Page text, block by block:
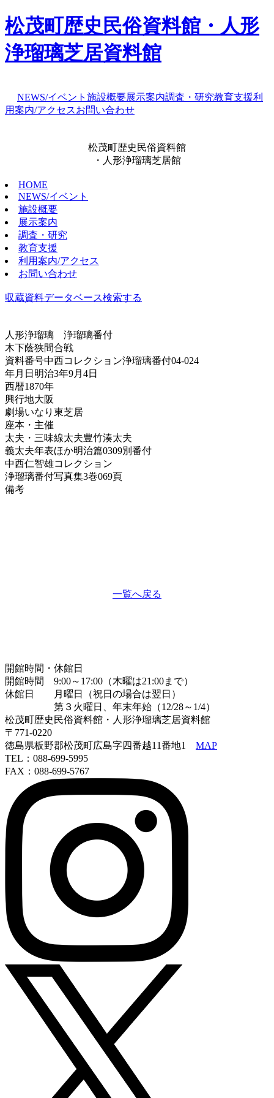
松茂町歴史民俗資料館・人形
浄瑠璃芝居資料館
NEWS/イベント 施設概要展示案内調査・研究教育支援利
用案内/アクセスお問い合わせ
松茂町歴史民俗資料館
・人形浄瑠璃芝居館
HOME
NEWS/イベント
施設概要
展示案内
調査・研究
教育支援
利用案内/アクセス
お問い合わせ
収蔵資料データベース検索する
人形浄瑠璃 浄瑠璃番付
木下蔭狭間合戦
資料番号中西コレクション浄瑠璃番付04-024
年月日 明治3年9月4日
西暦1870年
興行地大阪
劇場いなり東芝居
座本・主催
太夫・三味線太夫豊竹湊太夫
義太夫年表ほか明治篇0309別番付
中西仁智雄コレクション
浄瑠璃番付写真集3巻069頁
備考
一覧へ戻る
開館時間・休館日
開館時間 9:00～17:00（木曜は21:00まで）
休館日 月曜日（祝日の場合は翌日）
第３火曜日、年末年始（12/28～1/4）
松茂町歴史民俗資料館・人形浄瑠璃芝居資料館
〒771-0220
徳島県板野郡松茂町広島字四番越11番地1 MAP
TEL：088-699-5995
FAX：088-699-5767